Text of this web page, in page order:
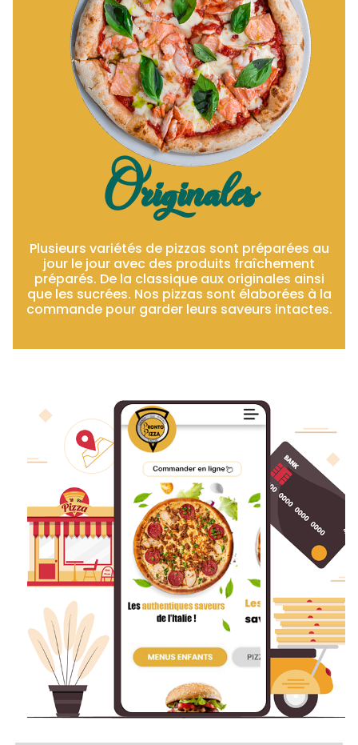
Originales
Plusieurs variétés de pizzas sont préparées au
jour le jour avec des produits fraîchement
préparés. De la classique aux originales ainsi
que les sucrées. Nos pizzas sont élaborées à la
commande pour garder leurs saveurs intactes.